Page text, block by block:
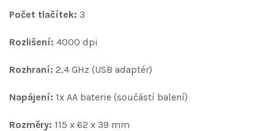
Počet tlačítek: 3
Rozlišení: 4000 dpi
Rozhraní: 2,4 GHz (USB adaptér)
Napájení: 1x AA baterie (součástí balení)
Rozměry: 115 x 62 x 39 mm